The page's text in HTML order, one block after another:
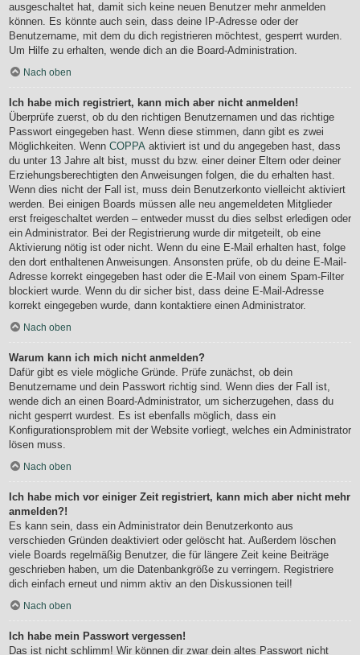
ausgeschaltet hat, damit sich keine neuen Benutzer mehr anmelden
können. Es könnte auch sein, dass deine IP-Adresse oder der
Benutzername, mit dem du dich registrieren möchtest, gesperrt wurden.
Um Hilfe zu erhalten, wende dich an die Board-Administration.
Nach oben
Ich habe mich registriert, kann mich aber nicht anmelden!
Überprüfe zuerst, ob du den richtigen Benutzernamen und das richtige
Passwort eingegeben hast. Wenn diese stimmen, dann gibt es zwei
Möglichkeiten. Wenn COPPA aktiviert ist und du angegeben hast, dass
du unter 13 Jahre alt bist, musst du bzw. einer deiner Eltern oder deiner
Erziehungsberechtigten den Anweisungen folgen, die du erhalten hast.
Wenn dies nicht der Fall ist, muss dein Benutzerkonto vielleicht aktiviert
werden. Bei einigen Boards müssen alle neu angemeldeten Mitglieder
erst freigeschaltet werden – entweder musst du dies selbst erledigen oder
ein Administrator. Bei der Registrierung wurde dir mitgeteilt, ob eine
Aktivierung nötig ist oder nicht. Wenn du eine E-Mail erhalten hast, folge
den dort enthaltenen Anweisungen. Ansonsten prüfe, ob du deine E-Mail-
Adresse korrekt eingegeben hast oder die E-Mail von einem Spam-Filter
blockiert wurde. Wenn du dir sicher bist, dass deine E-Mail-Adresse
korrekt eingegeben wurde, dann kontaktiere einen Administrator.
Nach oben
Warum kann ich mich nicht anmelden?
Dafür gibt es viele mögliche Gründe. Prüfe zunächst, ob dein
Benutzername und dein Passwort richtig sind. Wenn dies der Fall ist,
wende dich an einen Board-Administrator, um sicherzugehen, dass du
nicht gesperrt wurdest. Es ist ebenfalls möglich, dass ein
Konfigurationsproblem mit der Website vorliegt, welches ein Administrator
lösen muss.
Nach oben
Ich habe mich vor einiger Zeit registriert, kann mich aber nicht mehr
anmelden?!
Es kann sein, dass ein Administrator dein Benutzerkonto aus
verschieden Gründen deaktiviert oder gelöscht hat. Außerdem löschen
viele Boards regelmäßig Benutzer, die für längere Zeit keine Beiträge
geschrieben haben, um die Datenbankgröße zu verringern. Registriere
dich einfach erneut und nimm aktiv an den Diskussionen teil!
Nach oben
Ich habe mein Passwort vergessen!
Das ist nicht schlimm! Wir können dir zwar dein altes Passwort nicht